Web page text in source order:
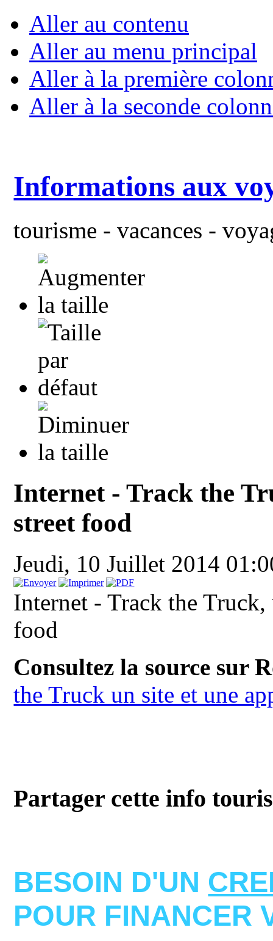
Aller au contenu
Aller au menu principal
Aller à la première
Aller à la seconde
Informations aux
tourisme - vacances -
Internet - Track the
street food
Jeudi, 10 Juillet 2014
Internet - Track the
food
Consultez la source sur
the Truck un site et une
Partager cette info
BESOIN D'UN
POUR FINANCER